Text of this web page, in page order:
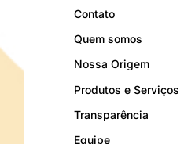
Contato
Quem somos
Nossa Origem
Produtos e Serviços
Transparência
Equipe